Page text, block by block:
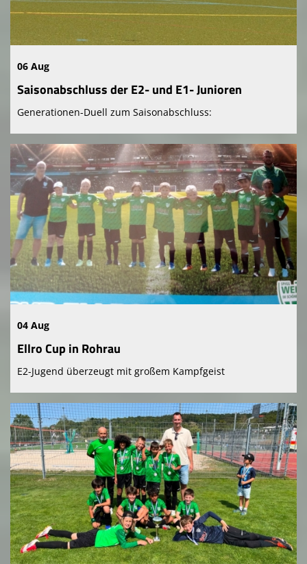
06 Aug
Saisonabschluss der E2- und E1- Junioren
Generationen-Duell zum Saisonabschluss:
04 Aug
Ellro Cup in Rohrau
E2-Jugend überzeugt mit großem Kampfgeist